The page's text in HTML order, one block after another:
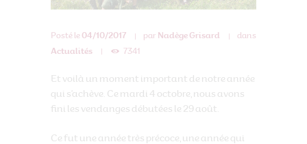
Posté le 04/10/2017 par Nadège Grisard
dans
Actualités
7341
Et voilà un moment important de notre année
qui s’achève. Ce mardi 4 octobre, nous avons
fini les vendanges débutées le 29 août.
Ce fut une année très précoce, une année qui